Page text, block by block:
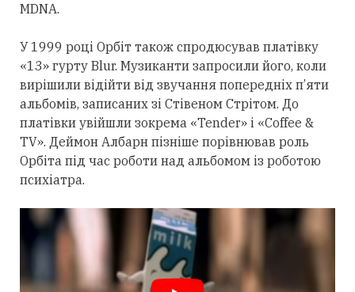
MDNA.
У 1999 році Орбіт також спродюсував платівку
«13» гурту Blur. Музиканти запросили його, коли
вирішили відійти від звучання попередніх п’яти
альбомів, записаних зі Стівеном Стрітом. До
платівки увійшли зокрема «Tender» і «Coffee &
TV». Деймон Албарн пізніше порівнював роль
Орбіта під час роботи над альбомом із роботою
психіатра.